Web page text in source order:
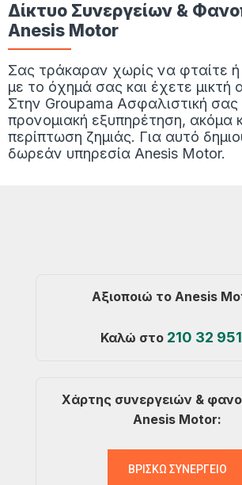
Δίκτυο Συνεργείων &
Anesis Motor
Σας τράκαραν χωρίς να φταίτε
με το όχημά σας και έχετε μικτή
Στην Groupama Ασφαλιστική
προνομιακή εξυπηρέτηση, ακόμα
περίπτωση ζημιάς. Για αυτό
δωρεάν υπηρεσία Anesis Motor.
Αξιοποιώ τοAnesis
Καλώ στο 210 32
Χάρτης συνεργειών &
Anesis Motor:
ΒΡΙΣΚΩ ΣΥΝΕΡΓΕΙΟ